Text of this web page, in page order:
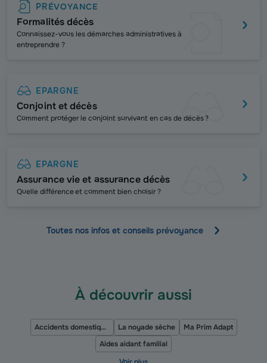
PRÉVOYANCE
Formalités décès
Connaissez-vous les démarches administratives à
entreprendre ?
EPARGNE
Conjoint et décès
Comment protéger le conjoint survivant en cas de décès ?
EPARGNE
Assurance vie et assurance décès
Quelle différence et comment bien choisir ?
Toutes nos infos et conseils prévoyance
À découvrir aussi
Accidents domestiques et enfants La noyade sèche
Ma Prim Adapt
Aides aidant familial